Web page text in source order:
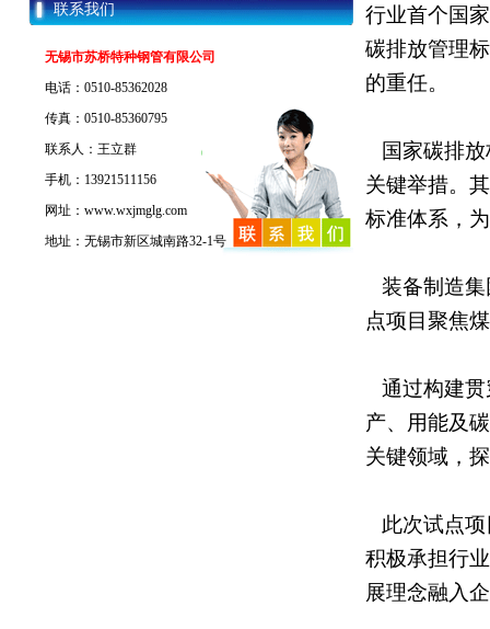
联系我们
无锡市苏桥特种钢管有限公司
电话：0510-85362028
传真：0510-85360795
联系人：王立群
手机：13921511156
网址：www.wxjmglg.com
地址：无锡市新区城南路32-1号
行业首个国
碳排放管理
的重任。
国家碳排放
关键举措。
标准体系，
装备制造集
点项目聚焦
通过构建贯
产、用能及
关键领域，
此次试点项
积极承担行
展理念融入